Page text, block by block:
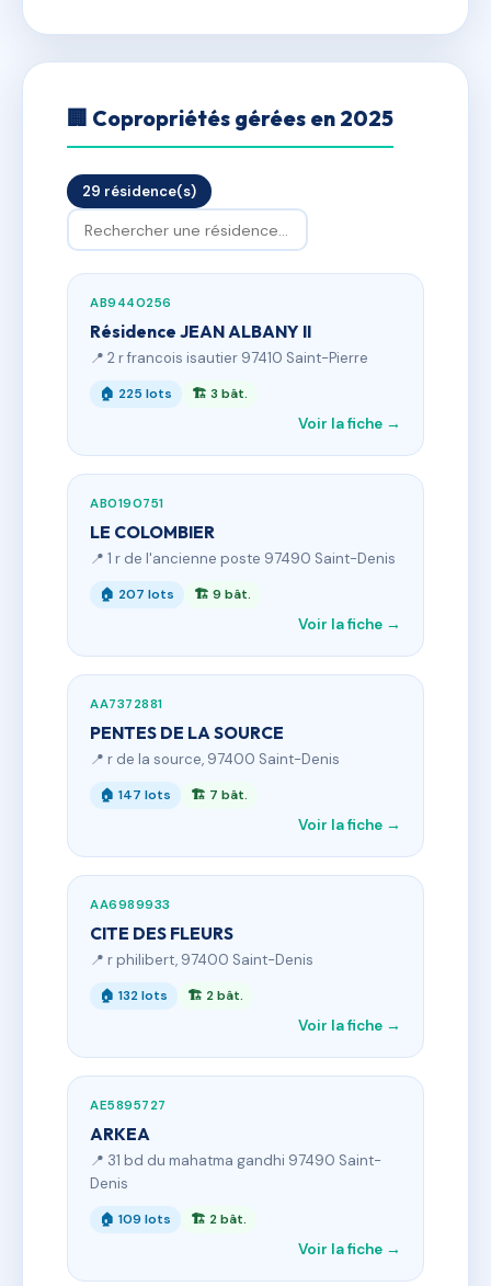
🏢 Copropriétés gérées en 2025
29 résidence(s)
AB9440256
Résidence JEAN ALBANY II
📍 2 r francois isautier 97410 Saint-Pierre
🏠 225 lots 🏗 3 bât.
Voir la fiche →
AB0190751
LE COLOMBIER
📍 1 r de l'ancienne poste 97490 Saint-Denis
🏠 207 lots 🏗 9 bât.
Voir la fiche →
AA7372881
PENTES DE LA SOURCE
📍 r de la source, 97400 Saint-Denis
🏠 147 lots 🏗 7 bât.
Voir la fiche →
AA6989933
CITE DES FLEURS
📍 r philibert, 97400 Saint-Denis
🏠 132 lots 🏗 2 bât.
Voir la fiche →
AE5895727
ARKEA
📍 31 bd du mahatma gandhi 97490 Saint-
Denis
🏠 109 lots 🏗 2 bât.
Voir la fiche →